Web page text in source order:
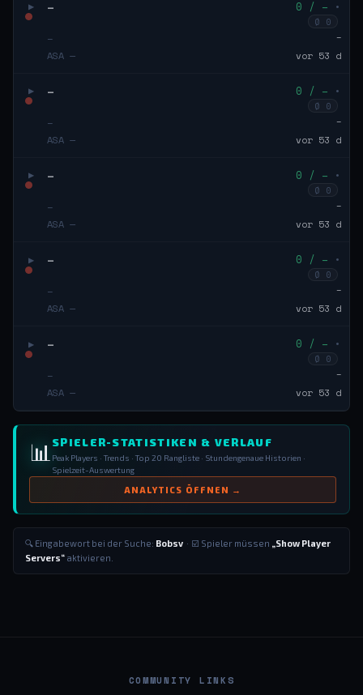
▶ – 0 / – •
Ø 0
–
ASA — vor 53 d
–
▶ – 0 / – •
Ø 0
–
ASA — vor 53 d
–
▶ – 0 / – •
Ø 0
–
ASA — vor 53 d
–
▶ – 0 / – •
Ø 0
–
ASA — vor 53 d
–
▶ – 0 / – •
Ø 0
–
ASA — vor 53 d
–
📊 SPIELER-STATISTIKEN & VERLAUF
Peak Players · Trends · Top 20 Rangliste · Stundengenaue Historien ·
Spielzeit-Auswertung
ANALYTICS ÖFFNEN →
🔍 Eingabewort bei der Suche: Bobsv · ☑️ Spieler müssen „Show Player
Servers“ aktivieren.
COMMUNITY LINKS